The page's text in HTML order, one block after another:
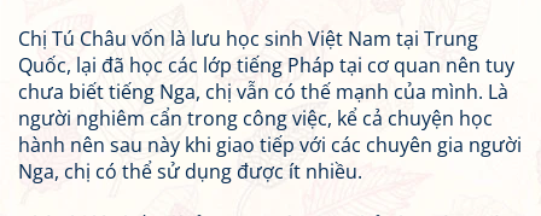
Chị Tú Châu vốn là lưu học sinh Việt Nam tại Trung
Quốc, lại đã học các lớp tiếng Pháp tại cơ quan nên tuy
chưa biết tiếng Nga, chị vẫn có thế mạnh của mình. Là
người nghiêm cẩn trong công việc, kể cả chuyện học
hành nên sau này khi giao tiếp với các chuyên gia người
Nga, chị có thể sử dụng được ít nhiều.